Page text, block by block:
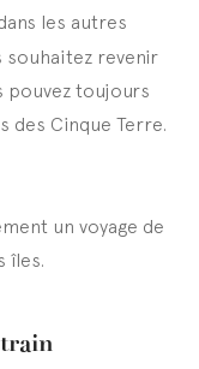
les autres
souhaitez revenir
pouvez toujours
des Cinque Terre.
un voyage de
îles.